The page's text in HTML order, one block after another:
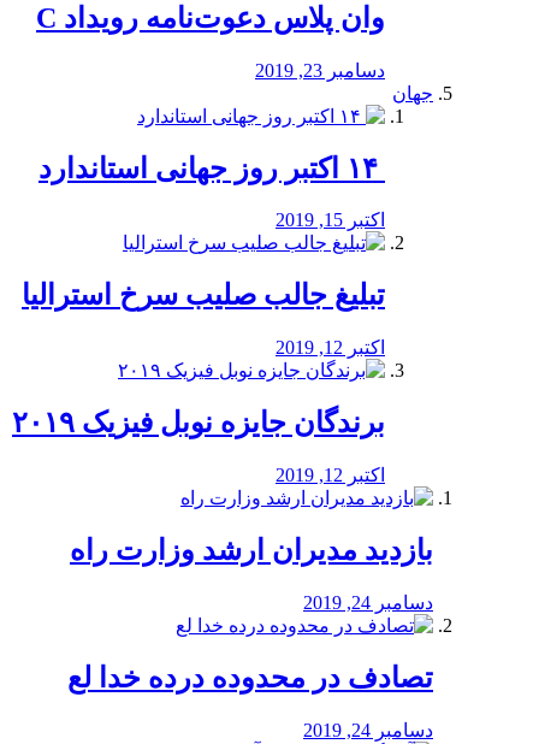
وان پلاس دعوت‌نامه رویداد C
دسامبر 23, 2019
جهان
اکتبر 15, 2019
تبلیغ جالب صلیب سرخ استرالیا
اکتبر 12, 2019
برندگان جایزه نوبل فیزیک ۲۰۱۹
اکتبر 12, 2019
بازدید مدیران ارشد وزارت راه
دسامبر 24, 2019
تصادف در محدوده درده خدا لع
دسامبر 24, 2019